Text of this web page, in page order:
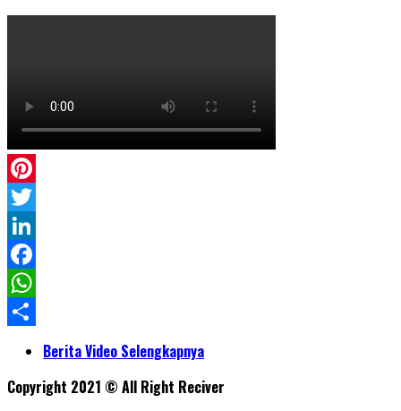
Pinterest
Twitter
LinkedIn
Facebook
WhatsApp
ShareBerita Video Selengkapnya
Copyright 2021 © All Right Reciver